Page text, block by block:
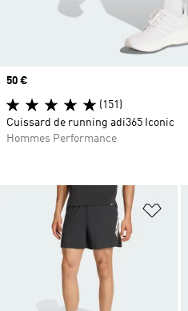
Prix
50 €
(151)
Cuissard de running adi365 Iconic
Hommes Performance